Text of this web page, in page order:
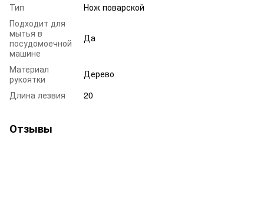
Тип
Нож поварской
Подходит для
мытья в
посудомоечной
машине
Да
Материал
рукоятки
Дерево
Длина лезвия
20
Отзывы